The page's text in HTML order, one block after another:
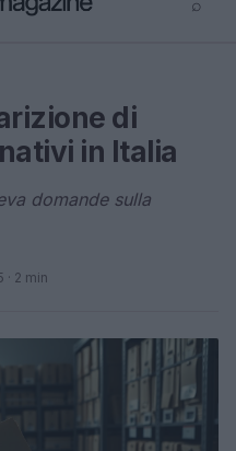
⌕
di
in Italia
domande sulla
· 2 min